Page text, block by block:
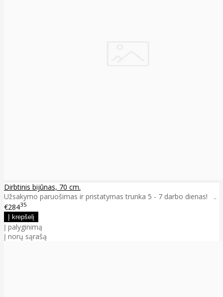
Dirbtinis bijūnas, 70 cm.
Užsakymo paruošimas ir pristatymas trunka 5 - 7 darbo dienas! ..
€28435
Į palyginimą
Į norų sąrašą